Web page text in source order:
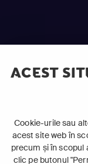
ACEST
Cookie-urile sau
acest site web în
precum și în
clic pe butonul